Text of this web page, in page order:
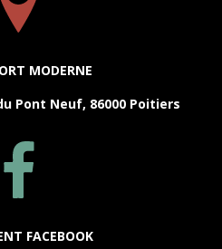
MODERNE
Pont Neuf, 86000 Poitiers
FACEBOOK